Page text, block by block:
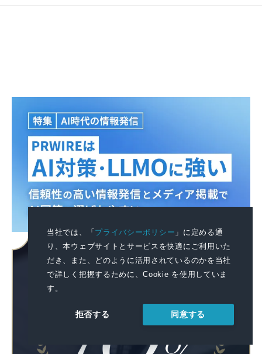
当社では、「プライバシーポリシー 」に定める通
り、本ウェブサイトとサービスを快適にご利用いた
だき、また、どのように活用されているのかを当社
で詳しく把握するために、Cookie を使用していま
す。
拒否する 同意する